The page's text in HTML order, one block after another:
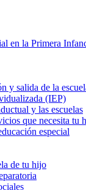
en la Primera
y salida de la
(IEP)
y las escuelas
que necesita tu
especial
de tu hijo